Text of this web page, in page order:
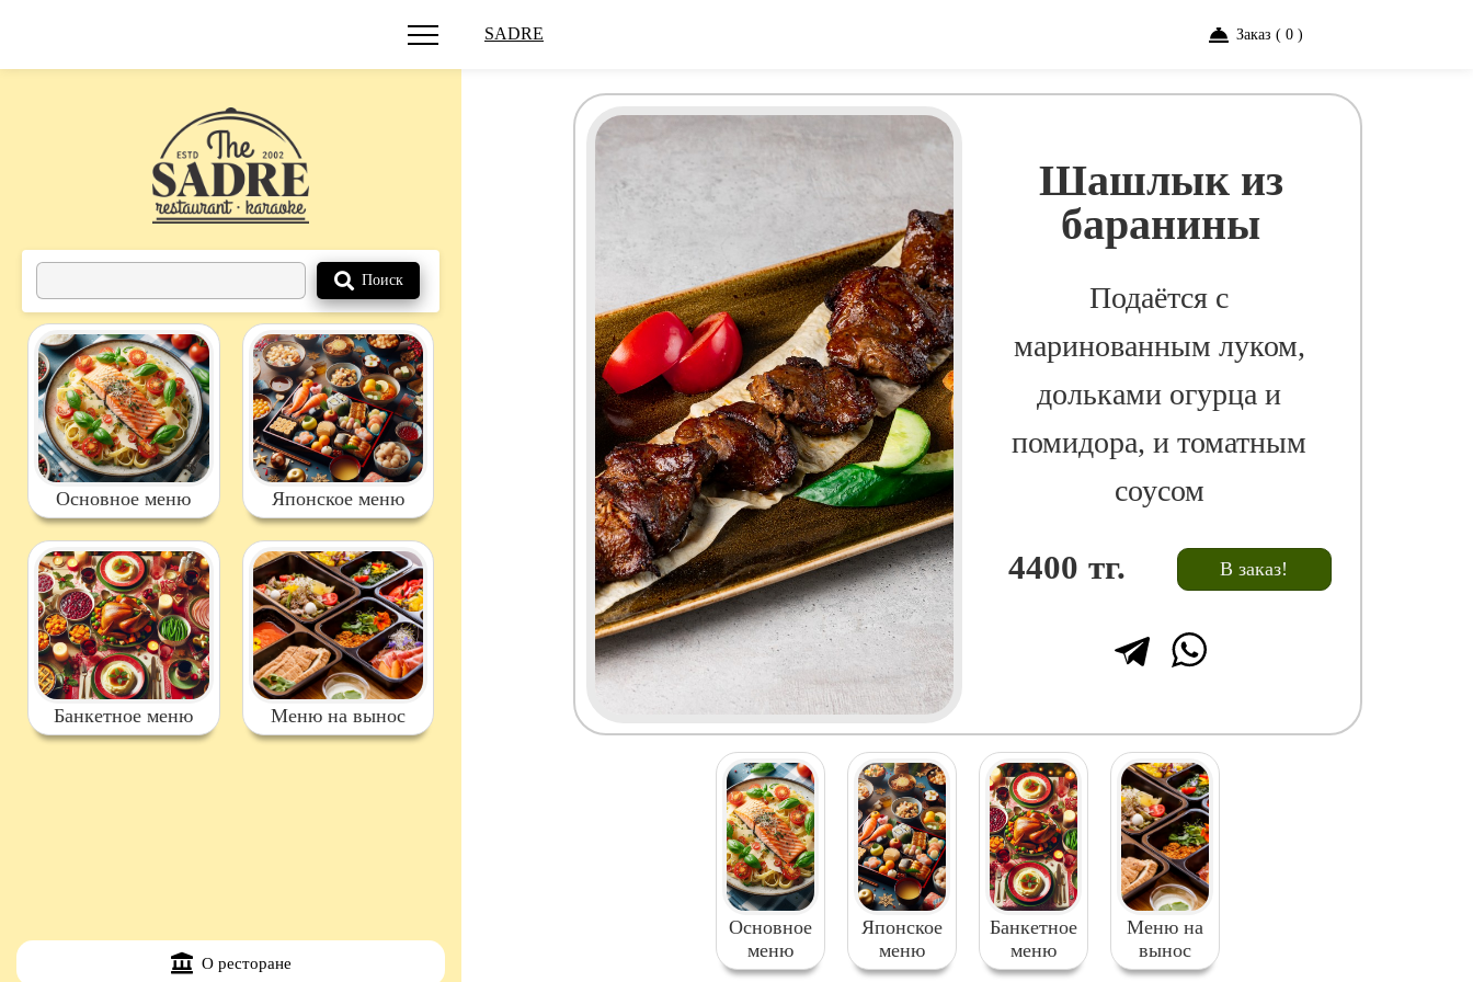
SADRE Заказ ( 0 )
Поиск
Основное меню Японское меню
Банкетное меню Меню на вынос
О ресторане
Шашлык из
баранины
Подаётся с
маринованным луком,
дольками огурца и
помидора, и томатным
соусом
4400 тг. В заказ!
Основное
меню
Японское
меню
Банкетное
меню
Меню на
вынос